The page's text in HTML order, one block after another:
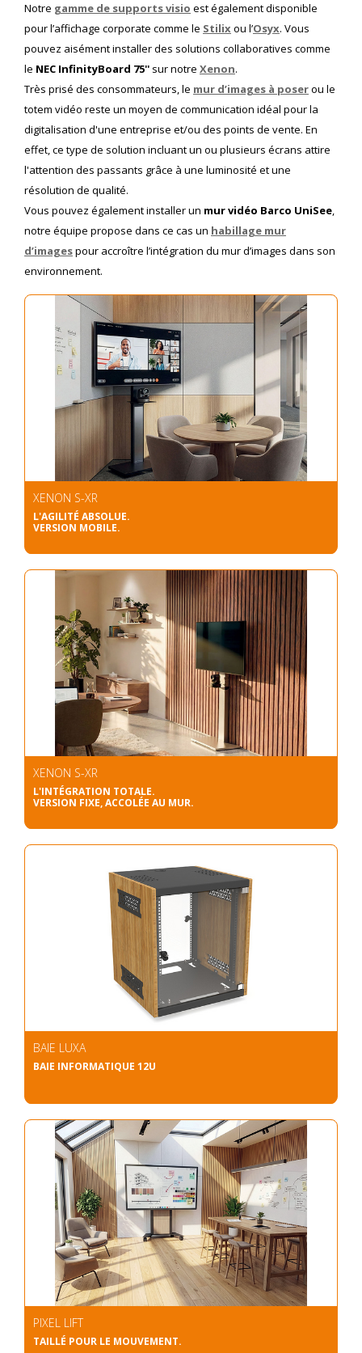
Notre gamme de supports visio est également disponible
pour l’affichage corporate comme le Stilix ou l’Osyx. Vous
pouvez aisément installer des solutions collaboratives comme
le NEC InfinityBoard 75'' sur notre Xenon.
Très prisé des consommateurs, le mur d’images à poserou le
totem vidéo reste un moyen de communication idéal pour la
digitalisation d'une entreprise et/ou des points de vente. En
effet, ce type de solution incluant un ou plusieurs écrans attire
l'attention des passants grâce à une luminosité et une
résolution de qualité.
Vous pouvez également installer un mur vidéo Barco UniSee,
notre équipe propose dans ce cas un habillage mur
d’imagespour accroître l’intégration du mur d’images dans son
environnement.
XENON S-XR
L'AGILITÉ ABSOLUE.
VERSION MOBILE.
XENON S-XR
L'INTÉGRATION TOTALE.
VERSION FIXE, ACCOLÉE AU MUR.
BAIE LUXA
BAIE INFORMATIQUE 12U
PIXEL LIFT
TAILLÉ POUR LE MOUVEMENT.